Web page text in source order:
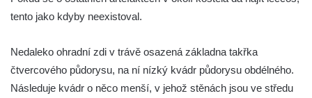
Socha Mamutí lebka v ZOO Hluboká
Socha Vydry si hrají v ZOO Hluboká
tento jako kdyby neexistoval.
Nedaleko ohradní zdi v trávě osazená základna takřka
čtvercového půdorysu, na ní nízký kvádr půdorysu obdélného.
Následuje kvádr o něco menší, v jehož stěnách jsou ve středu